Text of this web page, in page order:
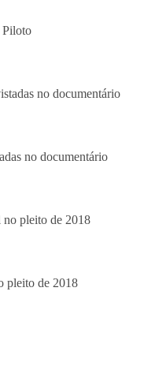
Piloto
no documentário
pleito de 2018